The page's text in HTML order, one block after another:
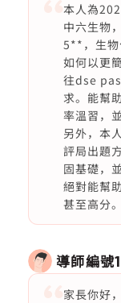
本人為
中六生物
5**，生物
如何以更
往dse
求。能幫
率溫習，
另外，本
評局出題
固基礎，
絕對能幫
甚至高分。
導師編號
家長你好